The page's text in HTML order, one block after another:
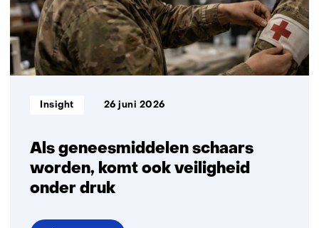
joint
venture
geavanceerde
radartechnologie
Als geneesmiddelen schaars
worden, komt ook veiligheid
onder druk
Informatietype:
Insight 26 juni 2026